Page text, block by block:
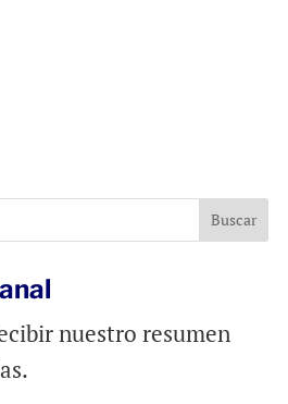
nuestro resumen